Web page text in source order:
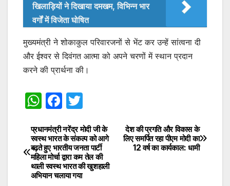
खिलाड़ियों ने दिखाया दमखम, विभिन्न भार
वर्गों में विजेता घोषित
मुख्यमंत्री ने शोकाकुल परिवारजनों से भेंट कर उन्हें सांत्वना दी
और ईश्वर से दिवंगत आत्मा को अपने चरणों में स्थान प्रदान
करने की प्रार्थना की।
W
at
s
A
F
c
e
b
itt
er
Post
navigation
देश की प्रगति और विकास के
लिए समर्पित रहा पीएम मोदी का
12 वर्ष का कार्यकाल: धामी
प्रधानमंत्री नरेंद्र मोदी जी के
स्वस्थ भारत के संकल्प को आगे
बढ़ते हुए भारतीय जनता पार्टी
महिला मोर्चा द्वारा कम तेल की
थाली स्वस्थ भारत की खुशहाली
अभियान चलाया गया